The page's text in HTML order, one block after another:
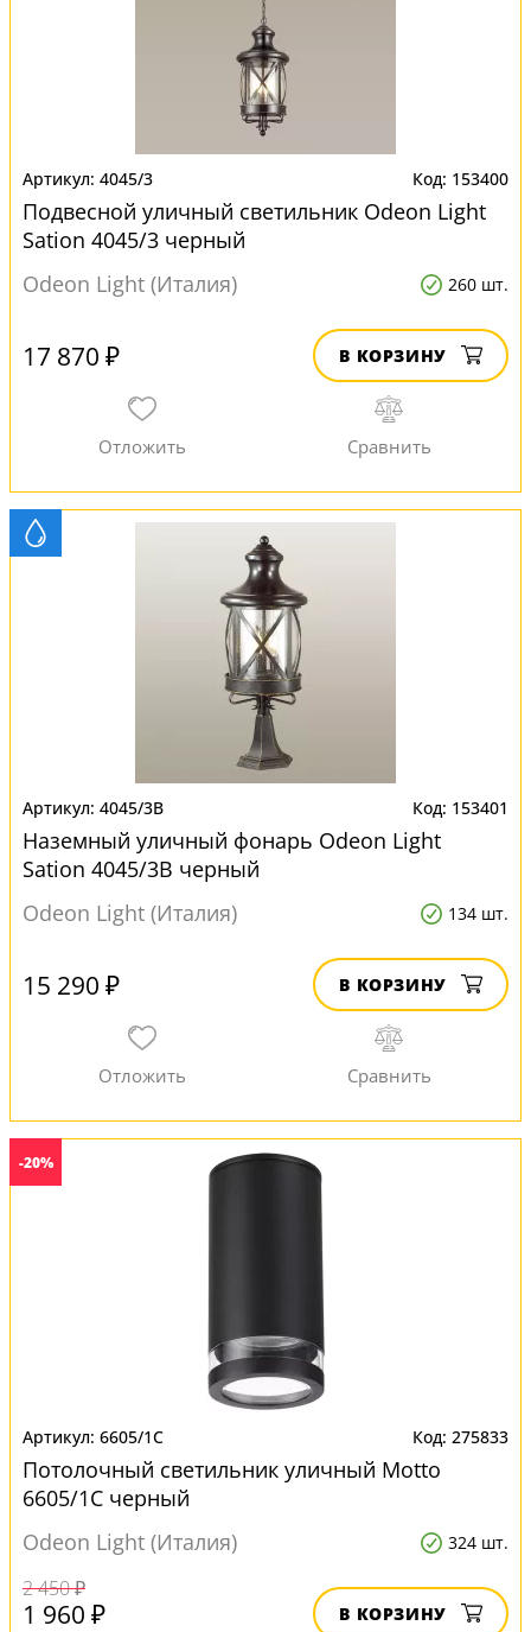
4045/3 153400
Подвесной уличный светильник Odeon Light
Sation 4045/3 черный
Odeon Light (Италия)
260 шт.
17 870 ₽ В КОРЗИНУ
4045/3B 153401
Наземный уличный фонарь Odeon Light
Sation 4045/3B черный
Odeon Light (Италия)
134 шт.
15 290 ₽ В КОРЗИНУ
-20%
6605/1C 275833
Потолочный светильник уличный Motto
6605/1C черный
Odeon Light (Италия)
324 шт.
2 450 ₽
1 960 ₽ В КОРЗИНУ